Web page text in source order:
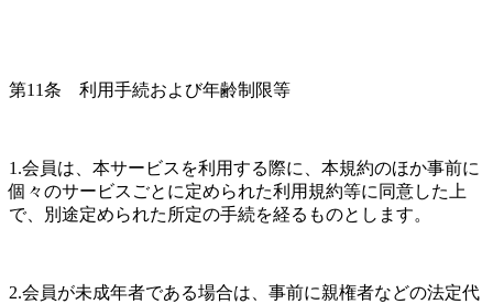
第11条　利用手続および年齢制限等
1.会員は、本サービスを利用する際に、本規約のほか事前に
個々のサービスごとに定められた利用規約等に同意した上
で、別途定められた所定の手続を経るものとします。
2.会員が未成年者である場合は、事前に親権者などの法定代